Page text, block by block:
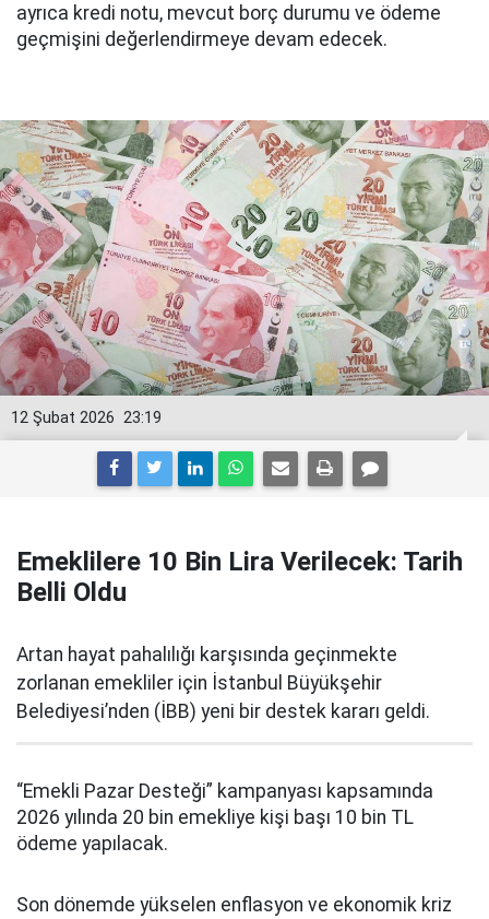
ayrıca kredi notu, mevcut borç durumu ve ödeme
geçmişini değerlendirmeye devam edecek.
23:19
12 Şubat 2026
Emeklilere 10 Bin Lira Verilecek: Tarih
Belli Oldu
Artan hayat pahalılığı karşısında geçinmekte
zorlanan emekliler için İstanbul Büyükşehir
Belediyesi’nden (İBB) yeni bir destek kararı geldi.
“Emekli Pazar Desteği” kampanyası kapsamında
2026 yılında 20 bin emekliye kişi başı 10 bin TL
ödeme yapılacak.
Son dönemde yükselen enflasyon ve ekonomik kriz